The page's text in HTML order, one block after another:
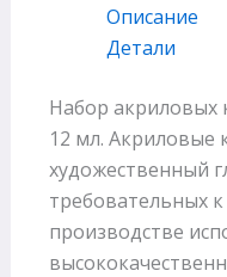
Описание
Детали
Набор акриловых
12 мл. Акриловые
художественный
требовательных
производстве